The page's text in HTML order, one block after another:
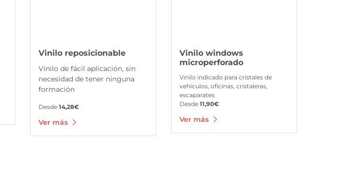
Vinilo reposicionable
Vinilo de fácil aplicación, sin
necesidad de tener ninguna
formación
Desde 14,28€
Ver más
Vinilo windows
microperforado
Vinilo indicado para cristales de
vehículos, oficinas, cristaleras,
escaparates
Desde 11,90€
Ver más